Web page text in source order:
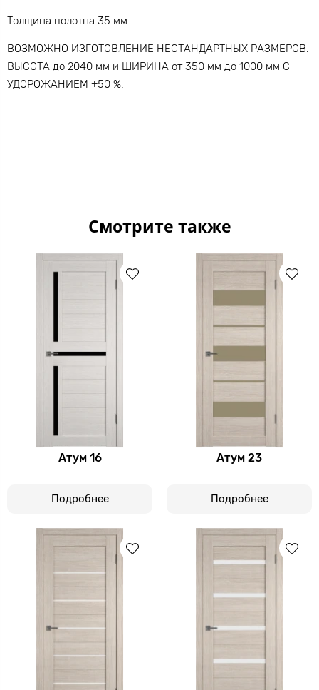
Толщина полотна 35 мм.
ВОЗМОЖНО ИЗГОТОВЛЕНИЕ НЕСТАНДАРТНЫХ РАЗМЕРОВ.
ВЫСОТА до 2040 мм и ШИРИНА от 350 мм до 1000 мм С
УДОРОЖАНИЕМ +50 %.
Смотрите также
Атум 16
Подробнее
Атум 23
Подробнее